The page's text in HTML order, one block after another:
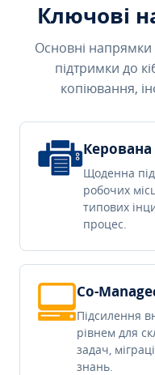
Ключові
Основні
підтримки до
копіювання,
Керована
Щоденна
робочих
типових
процес.
Co-
Підсилення
рівнем для
задач,
знань.